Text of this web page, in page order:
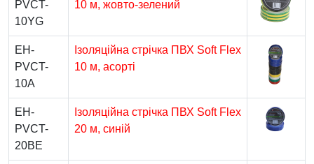
PVCT-
10YG
10 м, жовто-зелений
EH-
PVCT-
10A
Ізоляційна стрічка ПВХ Soft Flex
10 м, асорті
EH-
PVCT-
20BE
Ізоляційна стрічка ПВХ Soft Flex
20 м, синій